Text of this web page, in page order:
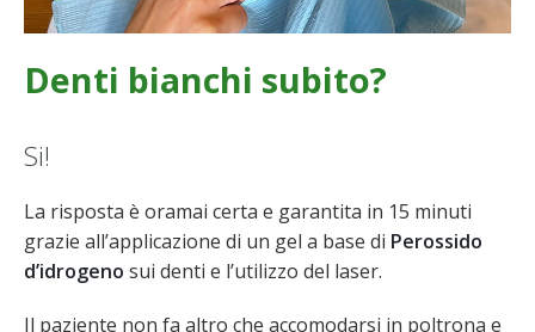
Denti bianchi subito?
Si!
La risposta è oramai certa e garantita in 15 minuti
grazie all’applicazione di un gel a base di Perossido
d’idrogeno sui denti e l’utilizzo del laser.
Il paziente non fa altro che accomodarsi in poltrona e